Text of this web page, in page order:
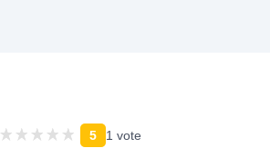
5 1 vote